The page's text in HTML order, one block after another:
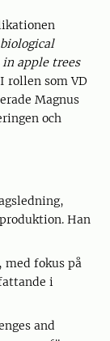
apple trees
rollen som VD
Magnus
och
Han
fokus på
i
and